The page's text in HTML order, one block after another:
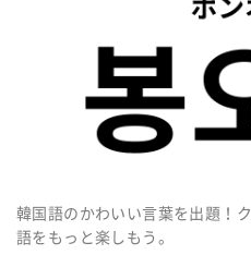
韓国語のかわいい言葉を出題！
語をもっと楽しもう。